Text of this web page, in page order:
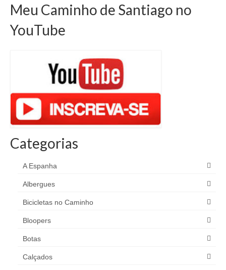
Meu Caminho de Santiago no
YouTube
Categorias
A Espanha
Albergues
Bicicletas no Caminho
Bloopers
Botas
Calçados